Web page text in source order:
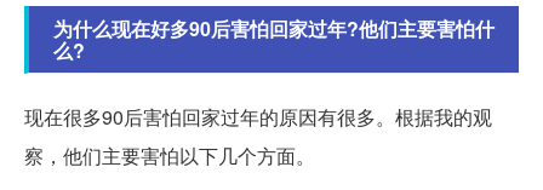
为什么现在好多90后害怕回家过年?他们主要害怕什
么?
现在很多90后害怕回家过年的原因有很多。根据我的观
察，他们主要害怕以下几个方面。